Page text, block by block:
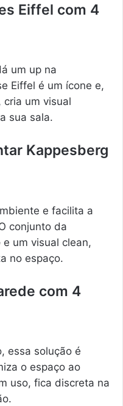
Eiffel com 4
um up na
Eiffel é um ícone e,
um visual
sua sala.
Kappesberg
e facilita a
conjunto da
e um visual clean,
no espaço.
com 4
essa solução é
o espaço ao
uso, fica discreta na